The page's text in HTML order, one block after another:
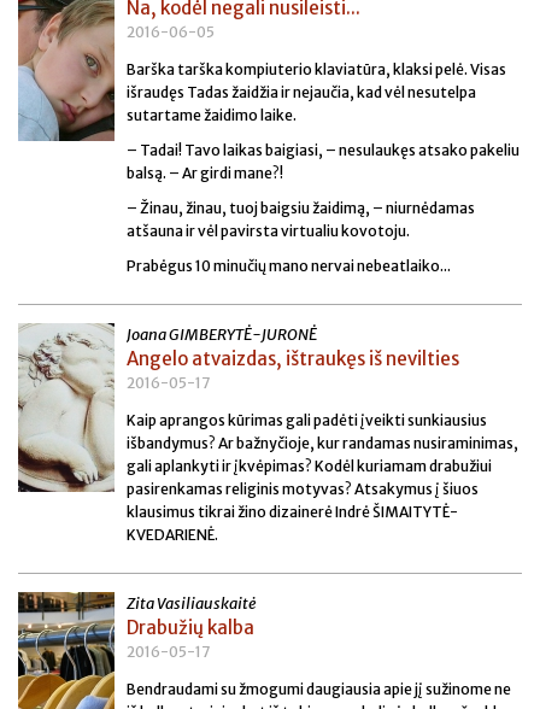
Na, kodėl negali nusileisti...
2016-06-05
Barška tarška kompiuterio klaviatūra, klaksi pelė. Visas
išraudęs Tadas žaidžia ir nejaučia, kad vėl nesutelpa
sutartame žaidimo laike.
– Tadai! Tavo laikas baigiasi, – nesulaukęs atsako pakeliu
balsą. – Ar girdi mane?!
– Žinau, žinau, tuoj baigsiu žaidimą, – niurnėdamas
atšauna ir vėl pavirsta virtualiu kovotoju.
Prabėgus 10 minučių mano nervai nebeatlaiko...
Joana GIMBERYTĖ-JURONĖ
Angelo atvaizdas, ištraukęs iš nevilties
2016-05-17
Kaip aprangos kūrimas gali padėti įveikti sunkiausius
išbandymus? Ar bažnyčioje, kur randamas nusiraminimas,
gali aplankyti ir įkvėpimas? Kodėl kuriamam drabužiui
pasirenkamas religinis motyvas? Atsakymus į šiuos
klausimus tikrai žino dizainerė Indrė ŠIMAITYTĖ-
KVEDARIENĖ.
Zita Vasiliauskaitė
Drabužių kalba
2016-05-17
Bendraudami su žmogumi daugiausia apie jį sužinome ne